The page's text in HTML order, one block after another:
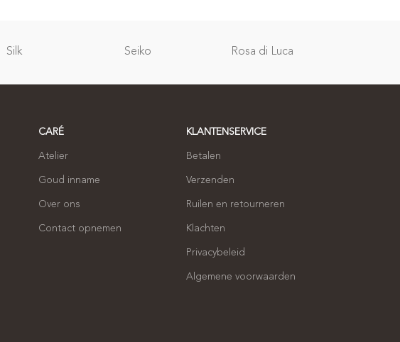
Silk Seiko Rosa di Luca
CARÉ
Atelier
Goud inname
Over ons
Contact opnemen
KLANTENSERVICE
Betalen
Verzenden
Ruilen en retourneren
Klachten
Privacybeleid
Algemene voorwaarden